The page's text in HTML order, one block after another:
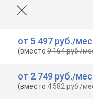
от 5 497 руб./мес.
(вместо9 164 руб./мес.
от 2 749 руб./мес.
(вместо4 582 руб./мес.